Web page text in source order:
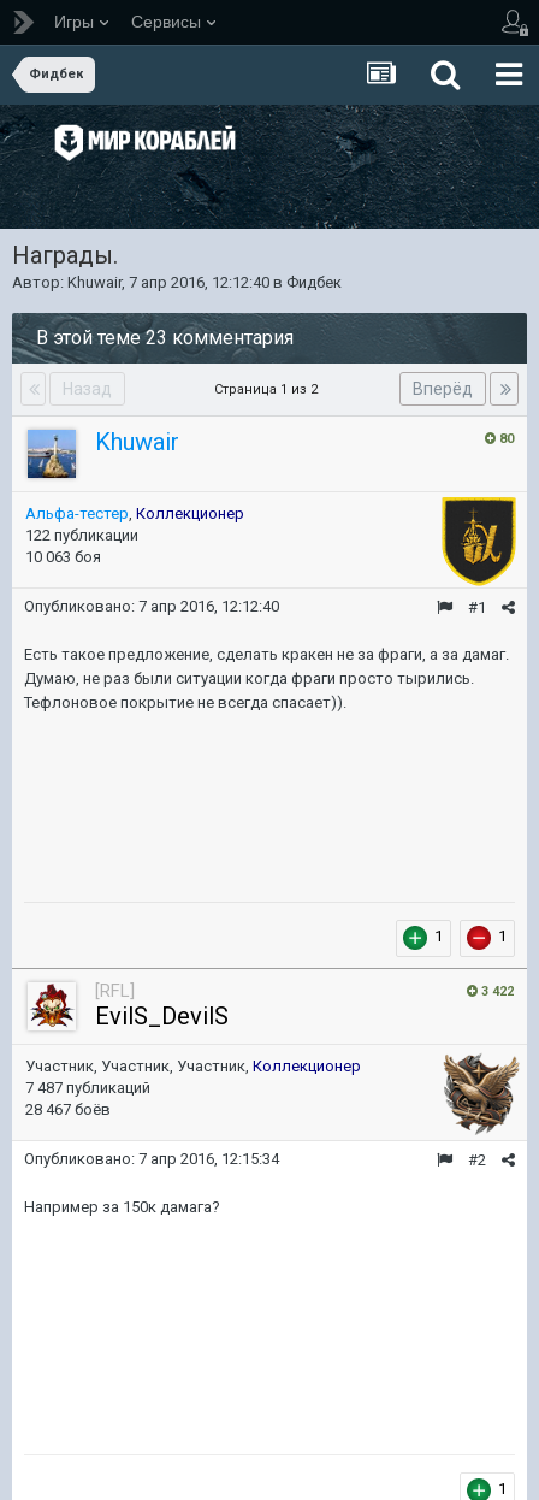
Игры Сервисы
Фидбек
Награды.
Автор: Khuwair, 7 апр 2016, 12:12:40 в Фидбек
В этой теме 23 комментария
Назад Вперёд
Страница 1 из 2
80
Khuwair
Альфа-тестер, Коллекционер
122 публикации
10 063 боя
#1
Опубликовано: 7 апр 2016, 12:12:40
Есть такое предложение, сделать кракен не за фраги, а за дамаг.
Думаю, не раз были ситуации когда фраги просто тырились.
Тефлоновое покрытие не всегда спасает)).
1 1
3 422
[RFL]
EvilS_DevilS
Участник, Участник, Участник, Коллекционер
7 487 публикаций
28 467 боёв
#2
Опубликовано: 7 апр 2016, 12:15:34
Например за 150к дамага?
1